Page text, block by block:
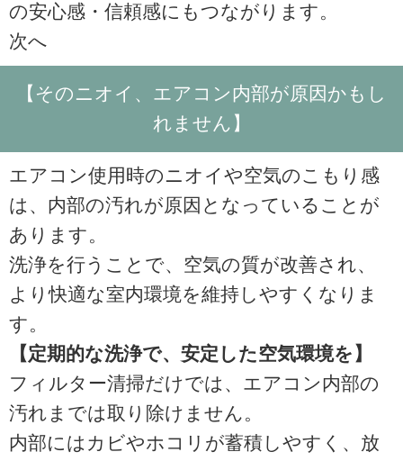
の安心感・信頼感にもつながります。
次へ
【そのニオイ、エアコン内部が原因かもし
れません】
エアコン使用時のニオイや空気のこもり感
は、内部の汚れが原因となっていることが
あります。
洗浄を行うことで、空気の質が改善され、
より快適な室内環境を維持しやすくなりま
す。
【定期的な洗浄で、安定した空気環境を】
フィルター清掃だけでは、エアコン内部の
汚れまでは取り除けません。
内部にはカビやホコリが蓄積しやすく、放